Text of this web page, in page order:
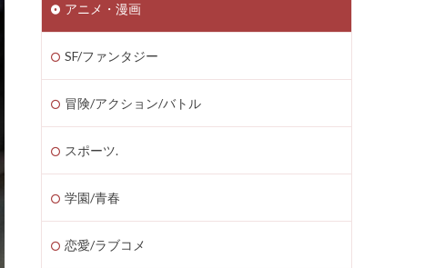
アニメ・漫画
SF/ファンタジー
冒険/アクション/バトル
スポーツ.
学園/青春
恋愛/ラブコメ